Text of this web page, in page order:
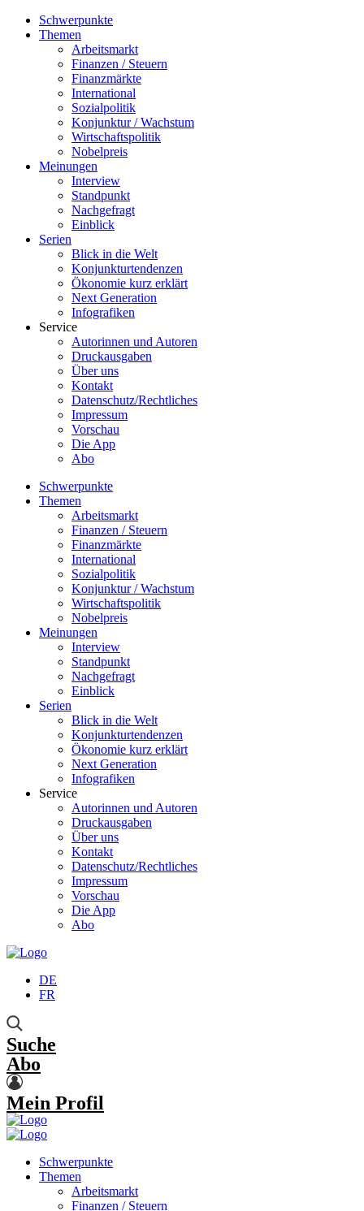
Schwerpunkte
Themen
Arbeitsmarkt
Finanzen / Steuern
Finanzmärkte
International
Sozialpolitik
Konjunktur / Wachstum
Wirtschaftspolitik
Nobelpreis
Meinungen
Interview
Standpunkt
Nachgefragt
Einblick
Serien
Blick in die Welt
Konjunkturtendenzen
Ökonomie kurz erklärt
Next Generation
Infografiken
Service
Autorinnen und Autoren
Druckausgaben
Über uns
Kontakt
Datenschutz/Rechtliches
Impressum
Vorschau
Die App
Abo
Schwerpunkte
Themen
Arbeitsmarkt
Finanzen / Steuern
Finanzmärkte
International
Sozialpolitik
Konjunktur / Wachstum
Wirtschaftspolitik
Nobelpreis
Meinungen
Interview
Standpunkt
Nachgefragt
Einblick
Serien
Blick in die Welt
Konjunkturtendenzen
Ökonomie kurz erklärt
Next Generation
Infografiken
Service
Autorinnen und Autoren
Druckausgaben
Über uns
Kontakt
Datenschutz/Rechtliches
Impressum
Vorschau
Die App
Abo
DE
FR
Suche
Abo
Mein Profil
Schwerpunkte
Themen
Arbeitsmarkt
Finanzen / Steuern